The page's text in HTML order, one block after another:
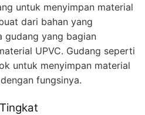
untuk menyimpan material
dari bahan yang
gudang yang bagian
UPVC. Gudang seperti
untuk menyimpan material
fungsinya.